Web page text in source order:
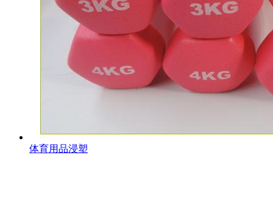
体育用品浸塑